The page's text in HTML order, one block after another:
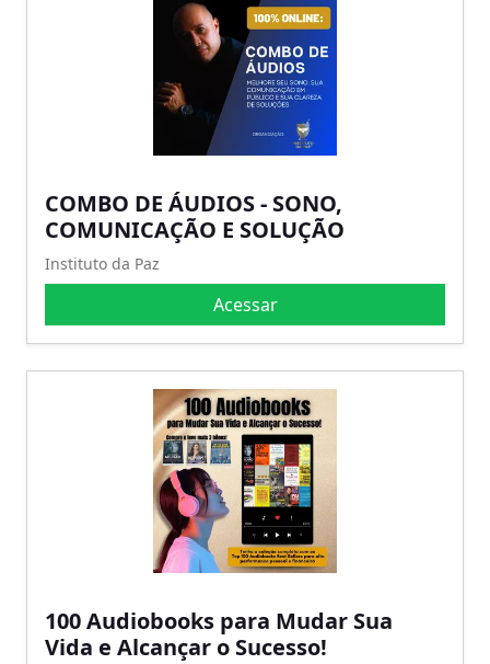
COMBO DE ÁUDIOS - SONO,
COMUNICAÇÃO E SOLUÇÃO
Instituto da Paz
Acessar
100 Audiobooks para Mudar Sua
Vida e Alcançar o Sucesso!